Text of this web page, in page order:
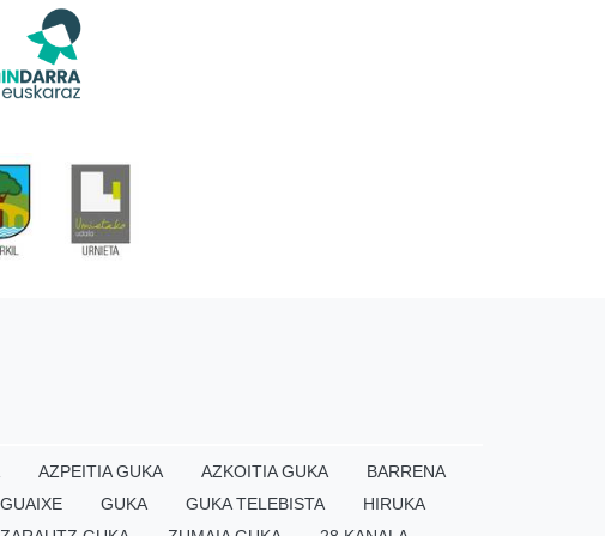
AZPEITIA GUKA AZKOITIA GUKA
BARRENA
GUAIXE GUKA GUKA TELEBISTA
HIRUKA